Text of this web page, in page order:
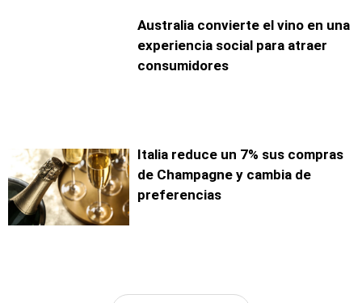
Australia convierte el vino en una
experiencia social para atraer
consumidores
Italia reduce un 7% sus compras
de Champagne y cambia de
preferencias